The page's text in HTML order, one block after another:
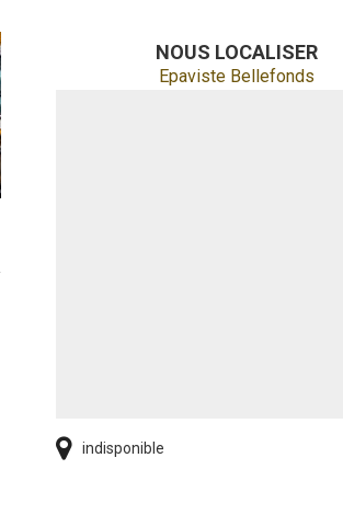
NOUS LOCALISER
Epaviste Bellefonds
indisponible